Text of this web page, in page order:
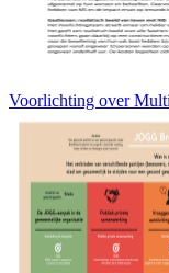
Voorlichting over